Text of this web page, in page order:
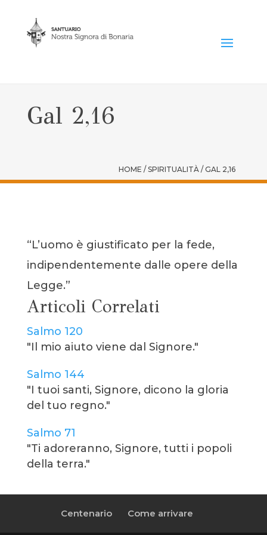
Gal 2,16
HOME / SPIRITUALITÀ / GAL 2,16
“L’uomo è giustificato per la fede,
indipendentemente dalle opere della
Legge.”
Articoli Correlati
Salmo 120
"Il mio aiuto viene dal Signore."
Salmo 144
"I tuoi santi, Signore, dicono la gloria
del tuo regno."
Salmo 71
"Ti adoreranno, Signore, tutti i popoli
della terra."
Centenario Come arrivare